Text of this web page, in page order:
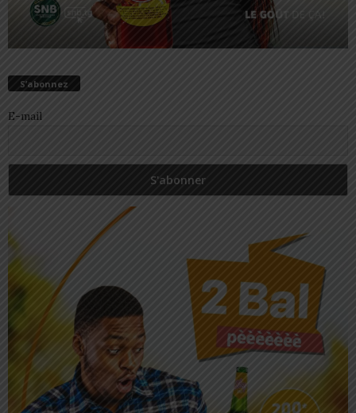
S’abonnez
E-mail